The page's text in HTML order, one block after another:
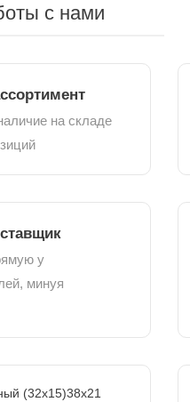
с нами
на складе
у
минуя
(32х15)38х21